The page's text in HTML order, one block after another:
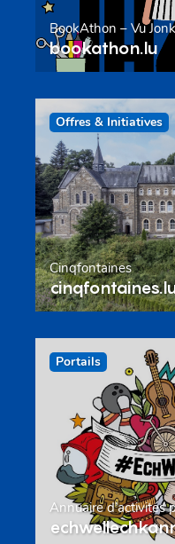
BookAthon – Vu
bookathon.lu
Offres & Initiatives
Cinqfontaines
Portails
Annuaire d’activités